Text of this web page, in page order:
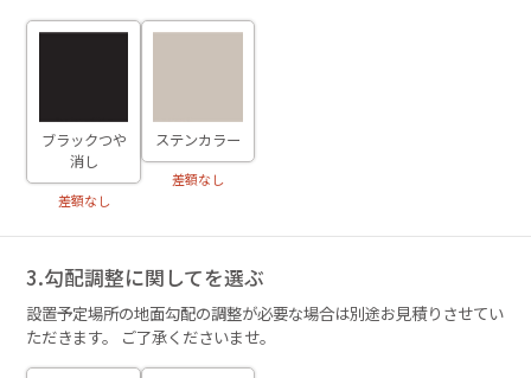
ブラックつや
消し
差額なし
ステンカラー
差額なし
3.勾配調整に関してを選ぶ
設置予定場所の地面勾配の調整が必要な場合は別途お見積りさせてい
ただきます。 ご了承くださいませ。